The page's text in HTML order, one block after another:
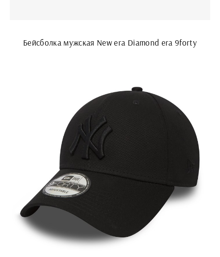
Бейсболка мужская New era Diamond era 9forty